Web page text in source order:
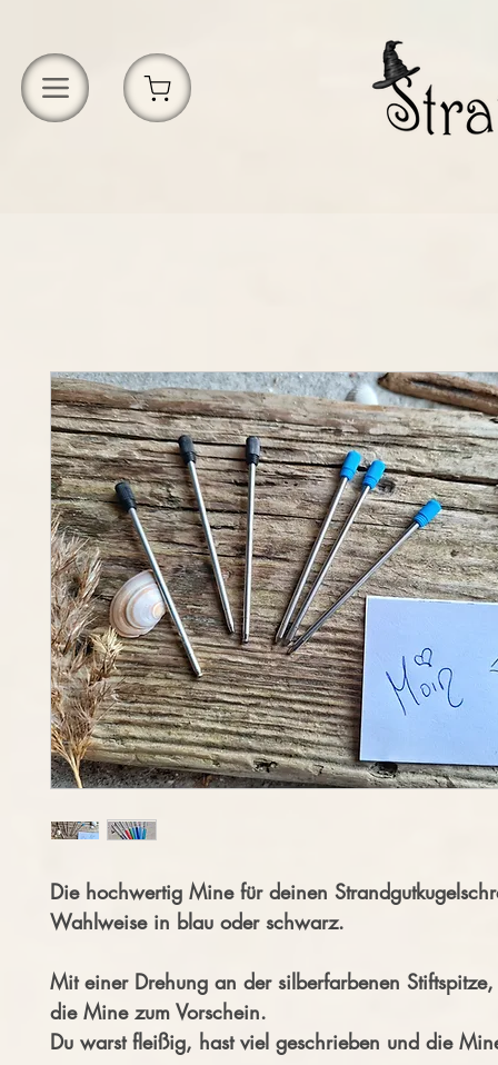
Die hochwertig Mine für deinen
Wahlweise in blau oder schwarz.
Mit einer Drehung an der silberfarbenen
die Mine zum Vorschein.
Du warst fleißig, hast viel geschrieben und die